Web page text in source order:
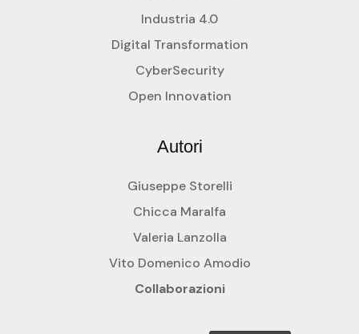
Industria 4.0
Digital Transformation
CyberSecurity
Open Innovation
Autori
Giuseppe Storelli
Chicca Maralfa
Valeria Lanzolla
Vito Domenico Amodio
Collaborazioni